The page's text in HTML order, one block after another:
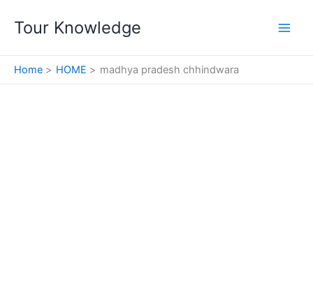
Tour Knowledge
Home HOME madhya pradesh chhindwara